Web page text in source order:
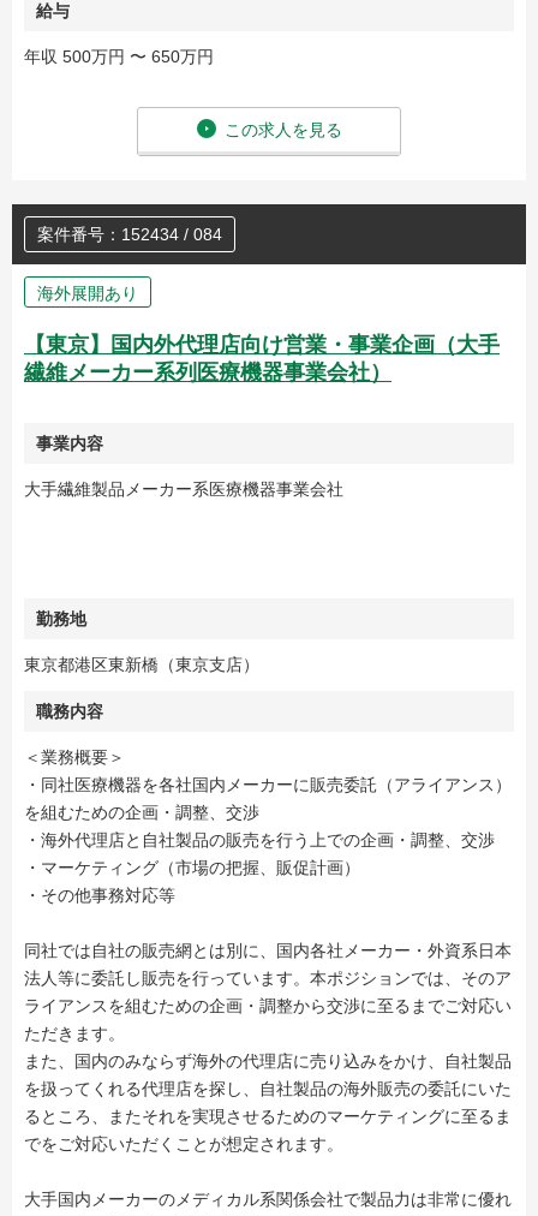
給与
年収 500万円 〜 650万円
この求人を見る
案件番号：152434 / 084
海外展開あり
【東京】国内外代理店向け営業・事業企画（大手
繊維メーカー系列医療機器事業会社）
事業内容
大手繊維製品メーカー系医療機器事業会社
勤務地
東京都港区東新橋（東京支店）
職務内容
＜業務概要＞
・同社医療機器を各社国内メーカーに販売委託（アライアンス）
を組むための企画・調整、交渉
・海外代理店と自社製品の販売を行う上での企画・調整、交渉
・マーケティング（市場の把握、販促計画）
・その他事務対応等
同社では自社の販売網とは別に、国内各社メーカー・外資系日本
法人等に委託し販売を行っています。本ポジションでは、そのア
ライアンスを組むための企画・調整から交渉に至るまでご対応い
ただきます。
また、国内のみならず海外の代理店に売り込みをかけ、自社製品
を扱ってくれる代理店を探し、自社製品の海外販売の委託にいた
るところ、またそれを実現させるためのマーケティングに至るま
でをご対応いただくことが想定されます。
大手国内メーカーのメディカル系関係会社で製品力は非常に優れ